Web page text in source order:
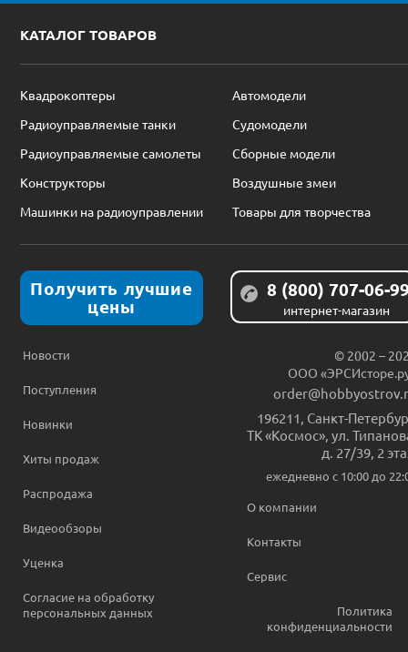
КАТАЛОГ ТОВАРОВ
Квадрокоптеры
Автомодели
Радиоуправляемые танки
Судомодели
Радиоуправляемые самолеты
Сборные модели
Конструкторы
Воздушные змеи
Машинки на радиоуправлении
Товары для творчества
Получить лучшие
цены
8 (800) 707-06-
интернет-магазин
Новости
Поступления
Новинки
Хиты продаж
Распродажа
Видеообзоры
Уценка
Согласие на обработку
персональных данных
© 2002 –
ООО
196211, Санкт-
ТК «Космос», ул.
д. 27/39, 2
ежедневно c 10:00 до
О компании
Контакты
Сервис
Политика
конфиденциальности